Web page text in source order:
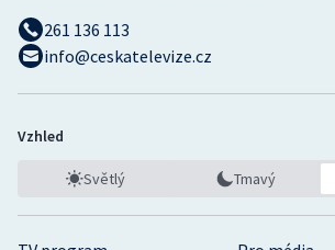
261 136 113
info@ceskatelevize.cz
Vzhled
Světlý Tmavý